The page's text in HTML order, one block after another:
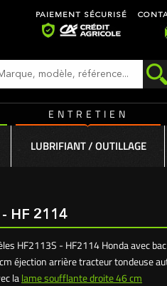
PAIEMENT SÉCURISÉ
ENTRETIEN
LUBRIFIANT / OUTILLAGE
HF 2114
HF2113S - HF2114 Honda avec
éjection arrière tracteur tondeuse
lalame soufflante droite 46 cm